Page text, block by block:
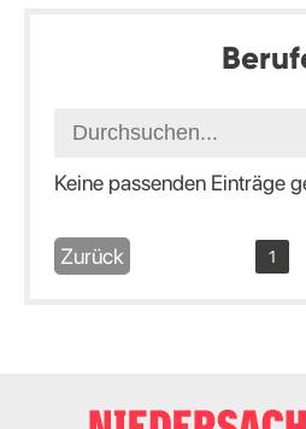
Keine passenden Einträge
Zurück 1